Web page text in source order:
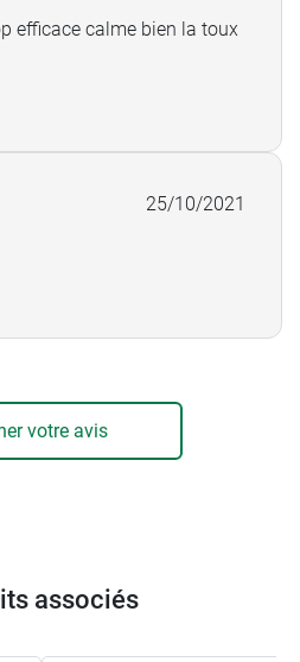
efficace calme bien la toux
25/10/2021
votre avis
associés